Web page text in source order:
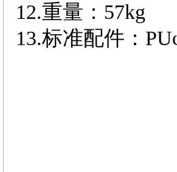
12.重量： 57kg
13.标准配件：